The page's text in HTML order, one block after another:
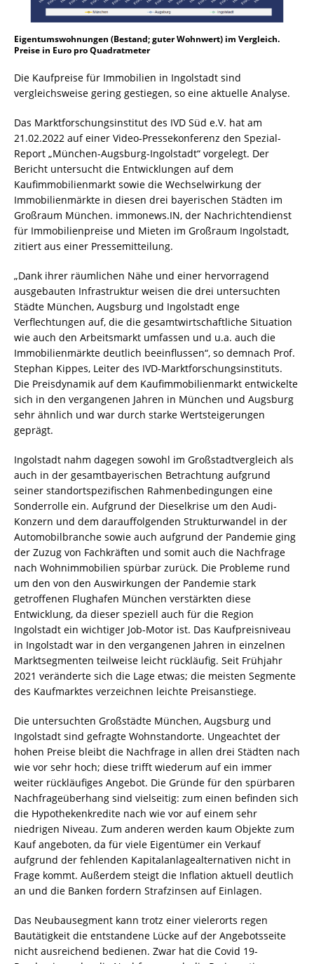
Eigentumswohnungen (Bestand; guter Wohnwert) im Vergleich.
Preise in Euro pro Quadratmeter
Die Kaufpreise für Immobilien in Ingolstadt sind
vergleichsweise gering gestiegen, so eine aktuelle Analyse.
Das Marktforschungsinstitut des IVD Süd e.V. hat am
21.02.2022 auf einer Video-Pressekonferenz den Spezial-
Report „München-Augsburg-Ingolstadt“ vorgelegt. Der
Bericht untersucht die Entwicklungen auf dem
Kaufimmobilienmarkt sowie die Wechselwirkung der
Immobilienmärkte in diesen drei bayerischen Städten im
Großraum München. immonews.IN, der Nachrichtendienst
für Immobilienpreise und Mieten im Großraum Ingolstadt,
zitiert aus einer Pressemitteilung.
„Dank ihrer räumlichen Nähe und einer hervorragend
ausgebauten Infrastruktur weisen die drei untersuchten
Städte München, Augsburg und Ingolstadt enge
Verflechtungen auf, die die gesamtwirtschaftliche Situation
wie auch den Arbeitsmarkt umfassen und u.a. auch die
Immobilienmärkte deutlich beeinflussen“, so demnach Prof.
Stephan Kippes, Leiter des IVD-Marktforschungsinstituts.
Die Preisdynamik auf dem Kaufimmobilienmarkt entwickelte
sich in den vergangenen Jahren in München und Augsburg
sehr ähnlich und war durch starke Wertsteigerungen
geprägt.
Ingolstadt nahm dagegen sowohl im Großstadtvergleich als
auch in der gesamtbayerischen Betrachtung aufgrund
seiner standortspezifischen Rahmenbedingungen eine
Sonderrolle ein. Aufgrund der Dieselkrise um den Audi-
Konzern und dem darauffolgenden Strukturwandel in der
Automobilbranche sowie auch aufgrund der Pandemie ging
der Zuzug von Fachkräften und somit auch die Nachfrage
nach Wohnimmobilien spürbar zurück. Die Probleme rund
um den von den Auswirkungen der Pandemie stark
getroffenen Flughafen München verstärkten diese
Entwicklung, da dieser speziell auch für die Region
Ingolstadt ein wichtiger Job-Motor ist. Das Kaufpreisniveau
in Ingolstadt war in den vergangenen Jahren in einzelnen
Marktsegmenten teilweise leicht rückläufig. Seit Frühjahr
2021 veränderte sich die Lage etwas; die meisten Segmente
des Kaufmarktes verzeichnen leichte Preisanstiege.
Die untersuchten Großstädte München, Augsburg und
Ingolstadt sind gefragte Wohnstandorte. Ungeachtet der
hohen Preise bleibt die Nachfrage in allen drei Städten nach
wie vor sehr hoch; diese trifft wiederum auf ein immer
weiter rückläufiges Angebot. Die Gründe für den spürbaren
Nachfrageüberhang sind vielseitig: zum einen befinden sich
die Hypothekenkredite nach wie vor auf einem sehr
niedrigen Niveau. Zum anderen werden kaum Objekte zum
Kauf angeboten, da für viele Eigentümer ein Verkauf
aufgrund der fehlenden Kapitalanlagealternativen nicht in
Frage kommt. Außerdem steigt die Inflation aktuell deutlich
an und die Banken fordern Strafzinsen auf Einlagen.
Das Neubausegment kann trotz einer vielerorts regen
Bautätigkeit die entstandene Lücke auf der Angebotsseite
nicht ausreichend bedienen. Zwar hat die Covid 19-